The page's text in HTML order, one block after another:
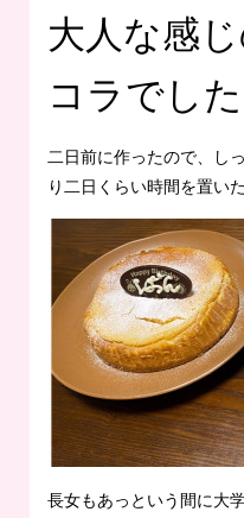
大人な感
コラでした
二日前に作ったので、し
り二日くらい時間を置い
長女もあっという間に大